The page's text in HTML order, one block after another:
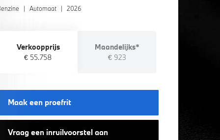
| Automaat | 2026
Verkoopprijs
€ 55.758
Maandelijks*
€ 923
Maak een proefrit
Vraag een inruilvoorstel aan